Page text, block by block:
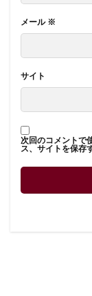
メール ※
サイト
次回のコメントで
ス、サイトを保存